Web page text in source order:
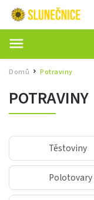
Domů / Potraviny
POTRAVINY
Těstoviny